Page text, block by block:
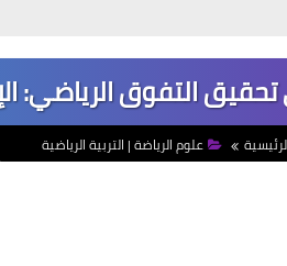
التفوق الرياضي:
علوم الرياضة | التربية الرياضية